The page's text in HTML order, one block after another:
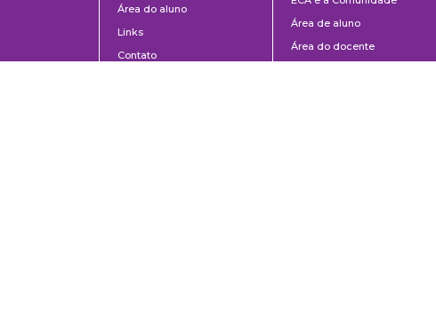
Área do aluno
Links
Contato
Área de aluno
Área do docente